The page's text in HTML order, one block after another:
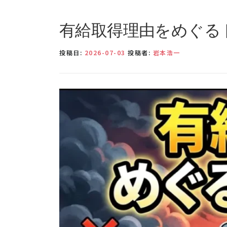
有給取得理由をめぐ
投稿日: 2026-07-03 投稿者: 岩本浩一